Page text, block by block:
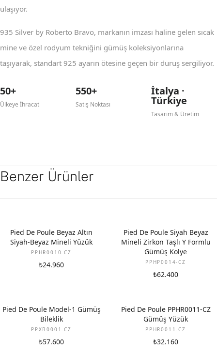
ulaşıyor.
935 Silver by Roberto Bravo, markanın imzası haline gelen sıcak
mine ve özel rodyum tekniğini gümüş koleksiyonlarına
taşıyarak, standart 925 ayarın ötesine geçen bir duruş sergiliyor.
50+
Ülkeye İhracat
550+
Satış Noktası
İtalya ·
Türkiye
Tasarım & Üretim
Benzer Ürünler
YENI
Pied De Poule Beyaz Altın
Siyah-Beyaz Mineli Yüzük
PPHR0010-CZ
₺24.960
Pied De Poule Siyah Beyaz
Mineli Zirkon Taşlı Y Formlu
Gümüş Kolye
PPHP0014-CZ
₺62.400
Pied De Poule Model-1 Gümüş
Bileklik
PPXB0001-CZ
₺57.600
Pied De Poule PPHR0011-CZ
Gümüş Yüzük
PPHR0011-CZ
₺32.160